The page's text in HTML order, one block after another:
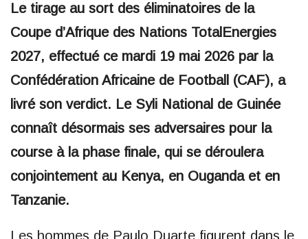
Le tirage au sort des éliminatoires de la
Coupe d’Afrique des Nations TotalEnergies
2027, effectué ce mardi 19 mai 2026 par la
Confédération Africaine de Football (CAF), a
livré son verdict. Le Syli National de Guinée
connaît désormais ses adversaires pour la
course à la phase finale, qui se déroulera
conjointement au Kenya, en Ouganda et en
Tanzanie.
Les hommes de Paulo Duarte figurent dans le